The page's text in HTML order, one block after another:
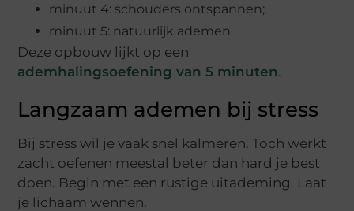
minuut 4: schouders ontspannen;
minuut 5: natuurlijk ademen.
Deze opbouw lijkt op een
ademhalingsoefening van 5 minuten.
Langzaam ademen bij stress
Bij stress wil je vaak snel kalmeren. Toch werkt
zacht oefenen meestal beter dan hard je best
doen. Begin met een rustige uitademing. Laat
je lichaam wennen.